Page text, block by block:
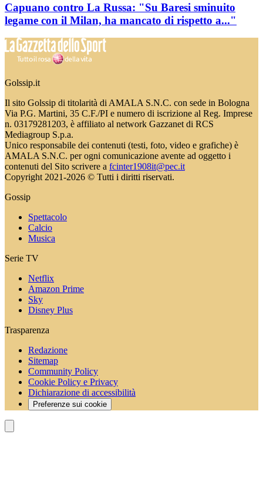
Capuano contro La Russa: "Su Baresi sminuito
legame con il Milan, ha mancato di rispetto a..."
Golssip.it
Il sito Golssip di titolarità di AMALA S.N.C. con sede in Bologna
Via P.G. Martini, 35 C.F./PI e numero di iscrizione al Reg. Imprese
n. 03179281203, è affiliato al network Gazzanet di RCS
Mediagroup S.p.a.
Unico responsabile dei contenuti (testi, foto, video e grafiche) è
AMALA S.N.C. per ogni comunicazione avente ad oggetto i
contenuti del Sito scrivere a fcinter1908it@pec.it
Copyright 2021-2026 © Tutti i diritti riservati.
Gossip
Spettacolo
Calcio
Musica
Serie TV
Netflix
Amazon Prime
Sky
Disney Plus
Trasparenza
Redazione
Sitemap
Community Policy
Cookie Policy e Privacy
Dichiarazione di accessibilità
Preferenze sui cookie